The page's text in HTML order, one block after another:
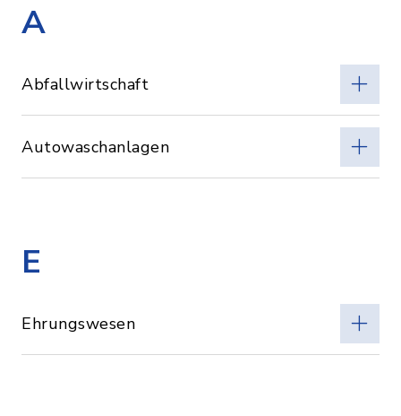
A
Abfallwirtschaft
Autowaschanlagen
E
Ehrungswesen